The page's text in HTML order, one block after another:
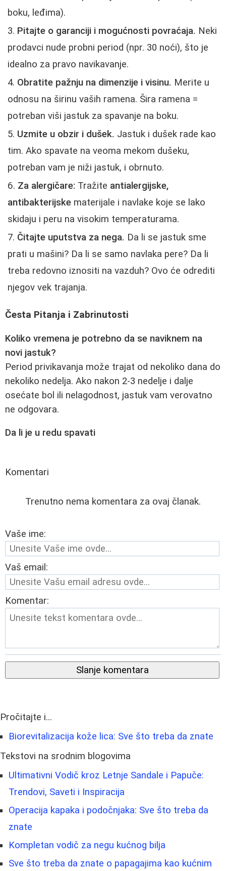
boku, leđima).
Pitajte o garanciji i mogućnosti povraćaja. Neki
prodavci nude probni period (npr. 30 noći), što je
idealno za pravo navikavanje.
Obratite pažnju na dimenzije i visinu. Merite u
odnosu na širinu vaših ramena. Šira ramena =
potreban viši jastuk za spavanje na boku.
Uzmite u obzir i dušek. Jastuk i dušek rade kao
tim. Ako spavate na veoma mekom dušeku,
potreban vam je niži jastuk, i obrnuto.
Za alergičare: Tražite antialergijske,
antibakterijske materijale i navlake koje se lako
skidaju i peru na visokim temperaturama.
Čitajte uputstva za nega. Da li se jastuk sme
prati u mašini? Da li se samo navlaka pere? Da li
treba redovno iznositi na vazduh? Ovo će odrediti
njegov vek trajanja.
Česta Pitanja i Zabrinutosti
Koliko vremena je potrebno da se naviknem na
novi jastuk?
Period privikavanja može trajat od nekoliko dana do
nekoliko nedelja. Ako nakon 2-3 nedelje i dalje
osećate bol ili nelagodnost, jastuk vam verovatno
ne odgovara.
Da li je u redu spavati
Komentari
Trenutno nema komentara za ovaj članak.
Vaše ime:
Vaš email:
Komentar:
Slanje komentara
Pročitajte i...
Biorevitalizacija kože lica: Sve što treba da znate
Tekstovi na srodnim blogovima
Ultimativni Vodič kroz Letnje Sandale i Papuče:
Trendovi, Saveti i Inspiracija
Operacija kapaka i podočnjaka: Sve što treba da
znate
Kompletan vodič za negu kućnog bilja
Sve što treba da znate o papagajima kao kućnim